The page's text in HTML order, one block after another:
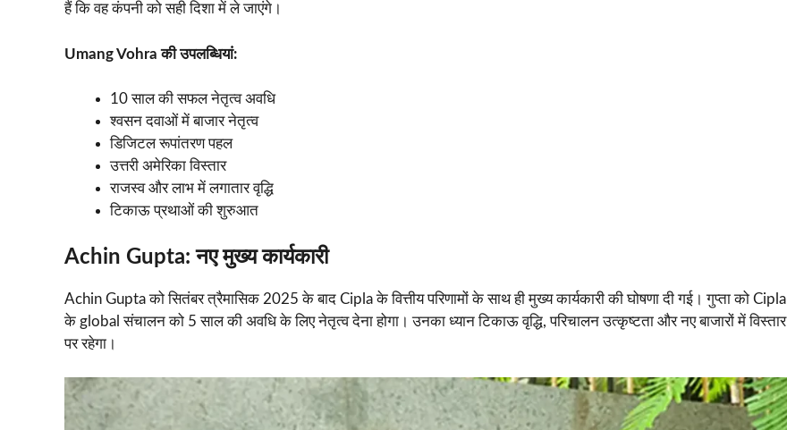
हैं कि वह कंपनी को सही दिशा में ले जाएंगे।
Umang Vohra की उपलब्धियां:
10 साल की सफल नेतृत्व अवधि
श्वसन दवाओं में बाजार नेतृत्व
डिजिटल रूपांतरण पहल
उत्तरी अमेरिका विस्तार
राजस्व और लाभ में लगातार वृद्धि
टिकाऊ प्रथाओं की शुरुआत
Achin Gupta: नए मुख्य कार्यकारी
Achin Gupta को सितंबर त्रैमासिक 2025 के बाद Cipla के वित्तीय परिणामों के साथ ही मुख्य कार्यकारी की घोषणा दी गई। गुप्ता को Cipla
के global संचालन को 5 साल की अवधि के लिए नेतृत्व देना होगा। उनका ध्यान टिकाऊ वृद्धि, परिचालन उत्कृष्टता और नए बाजारों में विस्तार
पर रहेगा।